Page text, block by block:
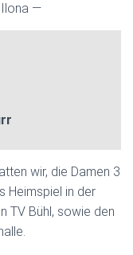
Ilona —
wir, die Damen 3
Heimspiel in der
TV Bühl, sowie den